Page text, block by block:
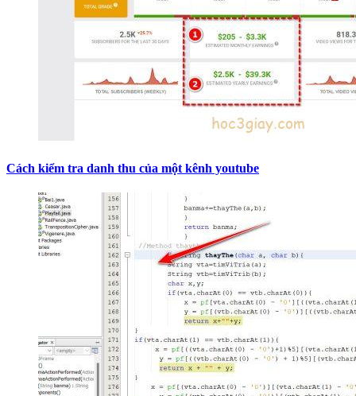
Cách kiểm tra danh thu của một kênh youtube